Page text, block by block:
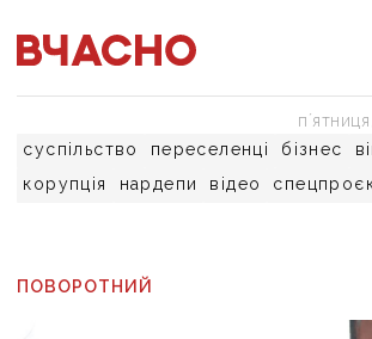
суспільство переселенці бізнес
корупція
нардепи відео
ПОВОРОТНИЙ